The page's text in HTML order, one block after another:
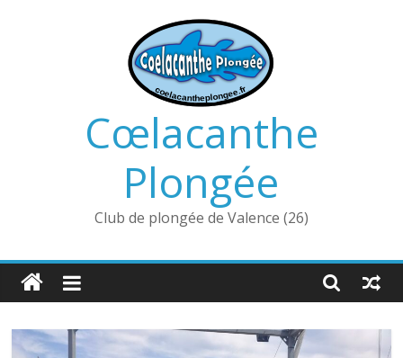
Cœlacanthe
Plongée
Club de plongée de Valence (26)